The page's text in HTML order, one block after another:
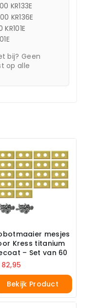
KR133E
KR136E
bij? Geen
op alle
mesjes
Kress titanium
– Set van 60
82,95
Bekijk Product